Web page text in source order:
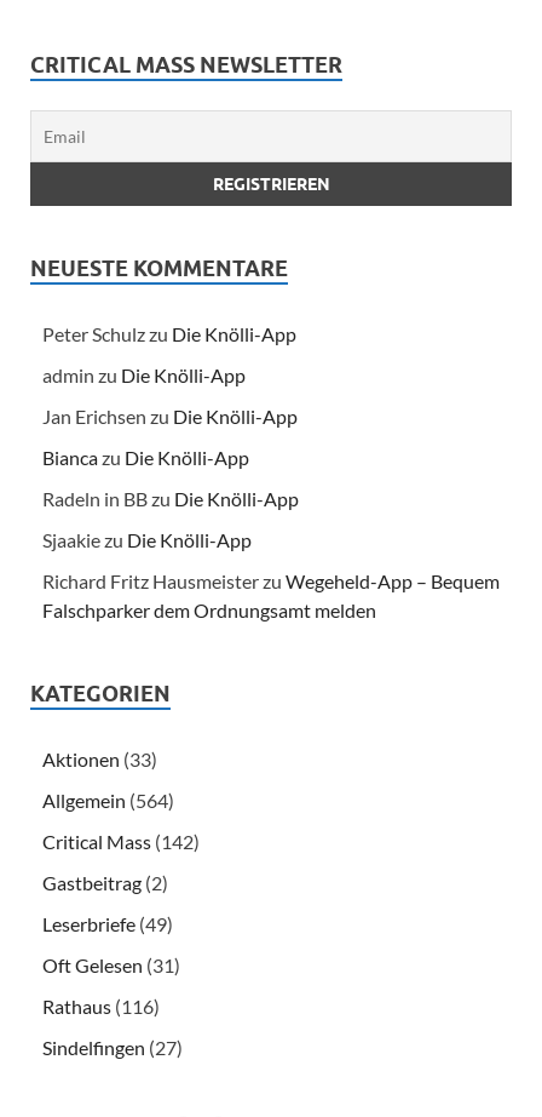
CRITICAL MASS NEWSLETTER
NEUESTE KOMMENTARE
Peter Schulzzu Die Knölli-App
admin zu Die Knölli-App
Jan Erichsen zu Die Knölli-App
Biancazu Die Knölli-App
Radeln in BBzu Die Knölli-App
Sjaakiezu Die Knölli-App
Richard Fritz Hausmeisterzu Wegeheld-App – Bequem
Falschparker dem Ordnungsamt melden
KATEGORIEN
Aktionen (33)
Allgemein (564)
Critical Mass (142)
Gastbeitrag (2)
Leserbriefe (49)
Oft Gelesen (31)
Rathaus (116)
Sindelfingen (27)